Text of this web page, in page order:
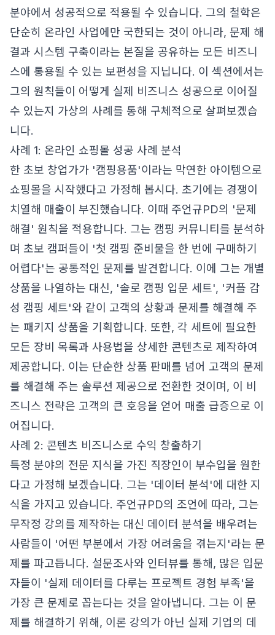
분야에서 성공적으로 적용될 수 있습니다. 그의 철학은
단순히 온라인 사업에만 국한되는 것이 아니라, 문제 해
결과 시스템 구축이라는 본질을 공유하는 모든 비즈니
스에 통용될 수 있는 보편성을 지닙니다. 이 섹션에서는
그의 원칙들이 어떻게 실제 비즈니스 성공으로 이어질
수 있는지 가상의 사례를 통해 구체적으로 살펴보겠습
니다.
사례 1: 온라인 쇼핑몰 성공 사례 분석
한 초보 창업가가 '캠핑용품'이라는 막연한 아이템으로
쇼핑몰을 시작했다고 가정해 봅시다. 초기에는 경쟁이
치열해 매출이 부진했습니다. 이때 주언규PD의 '문제
해결' 원칙을 적용합니다. 그는 캠핑 커뮤니티를 분석하
며 초보 캠퍼들이 '첫 캠핑 준비물을 한 번에 구매하기
어렵다'는 공통적인 문제를 발견합니다. 이에 그는 개별
상품을 나열하는 대신, '솔로 캠핑 입문 세트', '커플 감
성 캠핑 세트'와 같이 고객의 상황과 문제를 해결해 주
는 패키지 상품을 기획합니다. 또한, 각 세트에 필요한
모든 장비 목록과 사용법을 상세한 콘텐츠로 제작하여
제공합니다. 이는 단순한 상품 판매를 넘어 고객의 문제
를 해결해 주는 솔루션 제공으로 전환한 것이며, 이 비
즈니스 전략은 고객의 큰 호응을 얻어 매출 급증으로 이
어집니다.
사례 2: 콘텐츠 비즈니스로 수익 창출하기
특정 분야의 전문 지식을 가진 직장인이 부수입을 원한
다고 가정해 보겠습니다. 그는 '데이터 분석'에 대한 지
식을 가지고 있습니다. 주언규PD의 조언에 따라, 그는
무작정 강의를 제작하는 대신 데이터 분석을 배우려는
사람들이 '어떤 부분에서 가장 어려움을 겪는지'라는 문
제를 파고듭니다. 설문조사와 인터뷰를 통해, 많은 입문
자들이 '실제 데이터를 다루는 프로젝트 경험 부족'을
가장 큰 문제로 꼽는다는 것을 알아냅니다. 그는 이 문
제를 해결하기 위해, 이론 강의가 아닌 실제 기업의 데